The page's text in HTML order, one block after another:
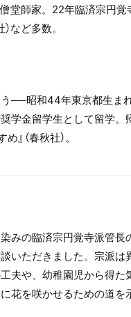
堂師家。22年臨済宗円覚
など多数。
──昭和44年東京都生ま
学金留学生として留学
』（春秋社）。
みの臨済宗円覚寺派管
いただきました。宗派は
夫や、幼稚園児から得
花を咲かせるための道を